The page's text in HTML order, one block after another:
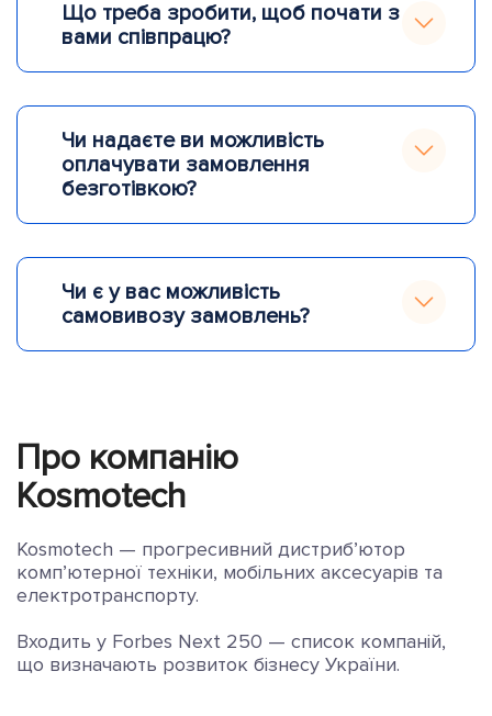
Що треба зробити, щоб почати з
вами співпрацю?
Чи надаєте ви можливість
оплачувати замовлення
безготівкою?
Чи є у вас можливість
самовивозу замовлень?
Про компанію
Kosmotech
Kosmotech — прогресивний дистриб’ютор
комп’ютерної техніки, мобільних аксесуарів та
електротранспорту.
Входить у Forbes Next 250 — список компаній,
що визначають розвиток бізнесу України.